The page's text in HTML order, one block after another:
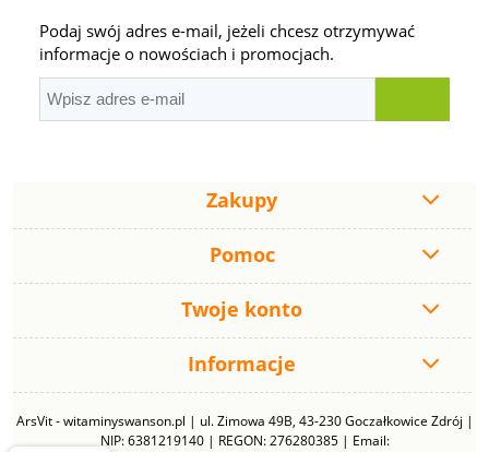
Podaj swój adres e-mail, jeżeli chcesz otrzymywać
informacje o nowościach i promocjach.
Zakupy
Pomoc
Twoje konto
Informacje
ArsVit - witaminyswanson.pl | ul. Zimowa 49B, 43-230 Goczałkowice Zdrój |
NIP: 6381219140 | REGON: 276280385 | Email: